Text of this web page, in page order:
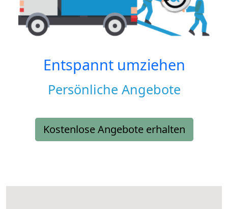
Entspannt umziehen
Persönliche Angebote
Kostenlose Angebote erhalten